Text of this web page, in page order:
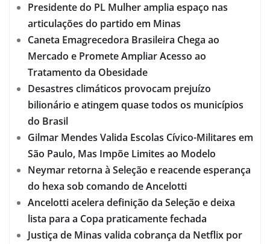
Presidente do PL Mulher amplia espaço nas
articulações do partido em Minas
Caneta Emagrecedora Brasileira Chega ao
Mercado e Promete Ampliar Acesso ao
Tratamento da Obesidade
Desastres climáticos provocam prejuízo
bilionário e atingem quase todos os municípios
do Brasil
Gilmar Mendes Valida Escolas Cívico-Militares em
São Paulo, Mas Impõe Limites ao Modelo
Neymar retorna à Seleção e reacende esperança
do hexa sob comando de Ancelotti
Ancelotti acelera definição da Seleção e deixa
lista para a Copa praticamente fechada
Justiça de Minas valida cobrança da Netflix por